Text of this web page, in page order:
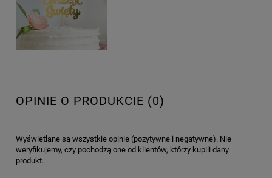
OPINIE O PRODUKCIE (0)
Wyświetlane są wszystkie opinie (pozytywne i negatywne). Nie
weryfikujemy, czy pochodzą one od klientów, którzy kupili dany
produkt.